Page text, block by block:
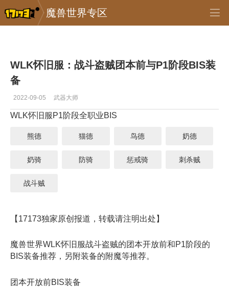
魔兽世界专区
专区_《魔兽世界》 >
WLK怀旧服：战斗盗贼团本前与P1阶段BIS装
备
2022-09-05 武器大师
WLK怀旧服P1阶段全职业BIS
熊德 猫德 鸟德 奶德
奶骑 防骑 惩戒骑 刺杀贼
战斗贼
【17173独家原创报道，转载请注明出处】
魔兽世界WLK怀旧服战斗盗贼的团本开放前和P1阶段的
BIS装备推荐，另附装备的附魔等推荐。
团本开放前BIS装备